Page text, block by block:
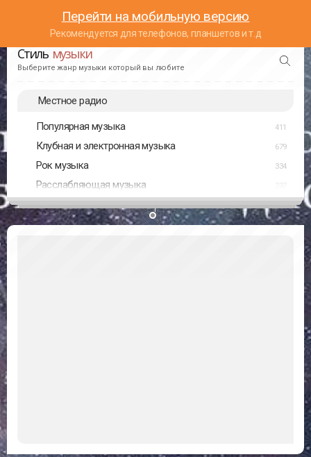
Перейти на мобильную версию
Рекомендуется для телефонов, планшетов и т.д
Стиль музыки
Выберите жанр музыки который вы любите
Местное радио
Популярная музыка 411
Клубная и электронная музыка 679
Рок музыка 334
Расслабляющая музыка